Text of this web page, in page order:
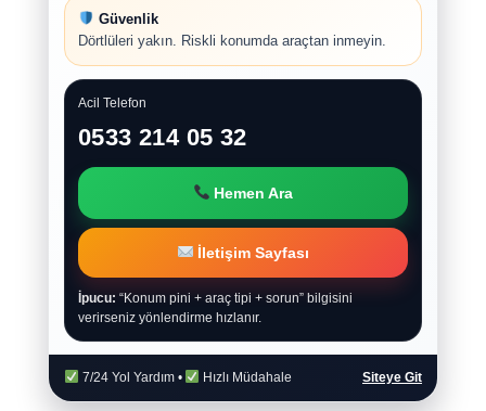
Güvenlik
Dörtlüleri yakın. Riskli konumda araçtan inmeyin.
Acil Telefon
0533 214 05 32
Hemen Ara
İletişim Sayfası
İpucu: “Konum pini + araç tipi + sorun” bilgisini
verirseniz yönlendirme hızlanır.
7/24 Yol Yardım • Hızlı Müdahale Siteye Git